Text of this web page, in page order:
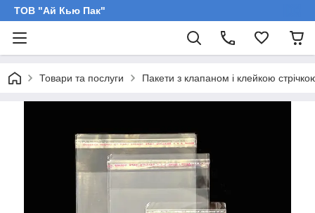
ТОВ "Ай Кью Пак"
Товари та послуги Пакети з клапаном і клейкою